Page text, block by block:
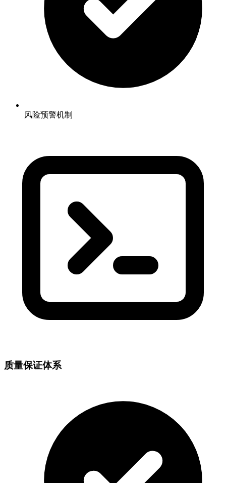
风险预警机制
质量保证体系